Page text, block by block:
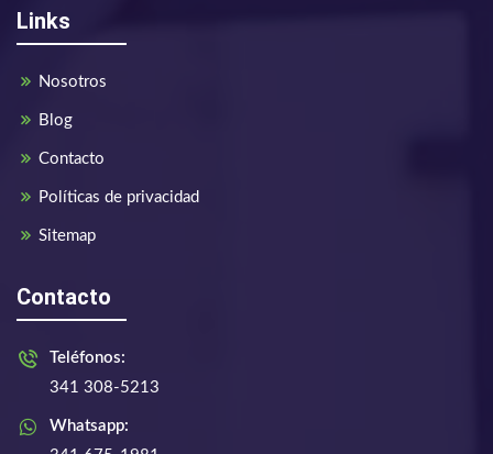
Links
Nosotros
Blog
Contacto
Políticas de privacidad
Sitemap
Contacto
Teléfonos:
341 308-5213
Whatsapp: